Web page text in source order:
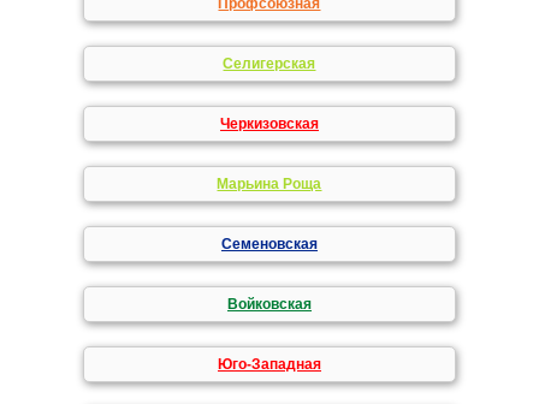
Профсоюзная
Селигерская
Черкизовская
Марьина Роща
Семеновская
Войковская
Юго-Западная